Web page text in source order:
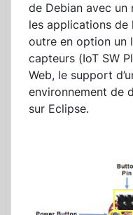
de Debian avec un
les applications de
outre en option un
capteurs (IoT SW
Web, le support
environnement de
sur Eclipse.